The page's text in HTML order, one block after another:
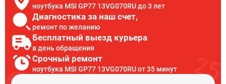
ноутбука MSI GP77 13VG070RU до 3 лет
Диагностика за наш счет,
ремонт по желанию
Бесплатный выезд курьера
в день обращения
Срочный ремонт
ноутбука MSI GP77 13VG070RU от 35 минут